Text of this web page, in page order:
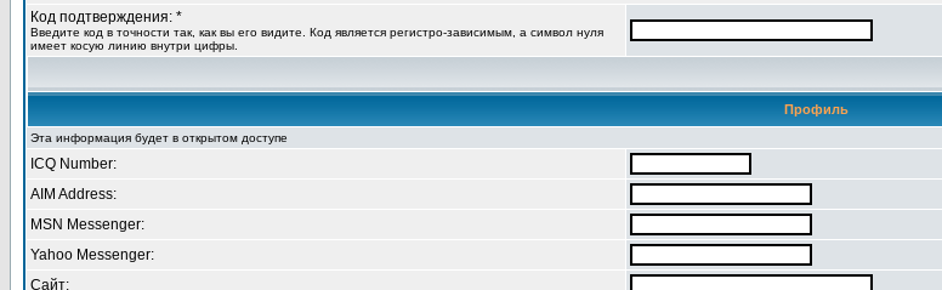
Код подтверждения: *
Введите код в точности так, как вы его видите. Код является регистро-зависимым, а символ нуля
имеет косую линию внутри цифры.
Профиль
Эта информация будет в открытом доступе
ICQ Number:
AIM Address:
MSN Messenger:
Yahoo Messenger:
Сайт: